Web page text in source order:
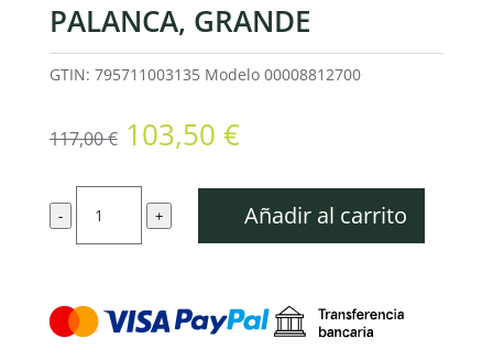
PALANCA, GRANDE
GTIN: 795711003135 Modelo 00008812700
117,00€ El
precio
original
era:
117,00 €.
103,50 €El
actual
es:
103,50 €.
-
grande
+ Añadir al carrito